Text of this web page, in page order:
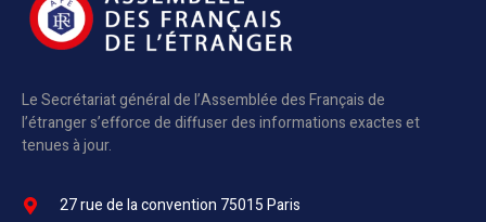
Le Secrétariat général de l’Assemblée des Français de
l’étranger s’efforce de diffuser des informations exactes et
tenues à jour.
27 rue de la convention 75015 Paris